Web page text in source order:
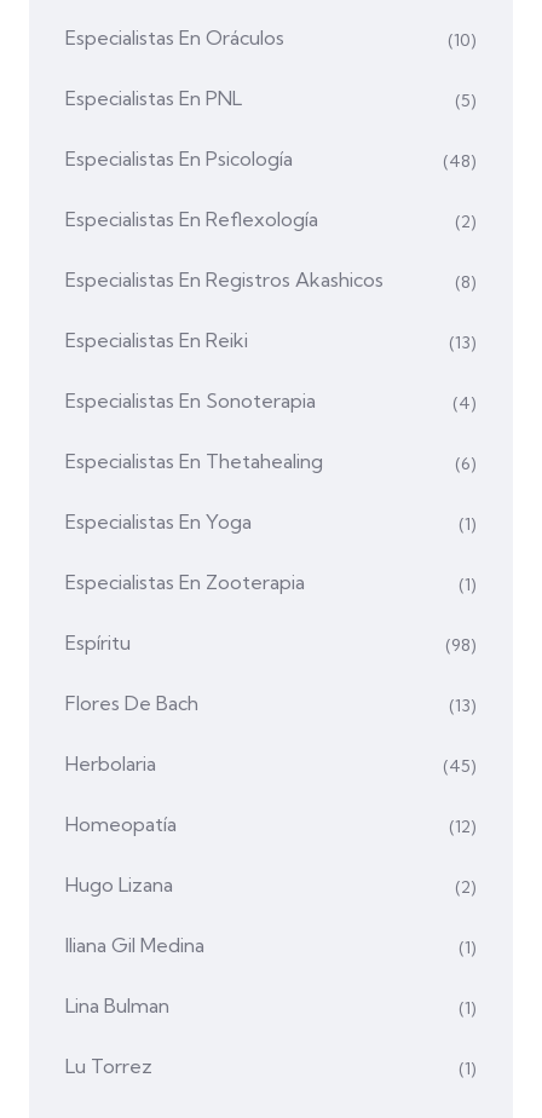
Especialistas En Oráculos (10)
Especialistas En PNL (5)
Especialistas En Psicología (48)
Especialistas En Reflexología (2)
Especialistas En Registros Akashicos (8)
Especialistas En Reiki (13)
Especialistas En Sonoterapia (4)
Especialistas En Thetahealing (6)
Especialistas En Yoga (1)
Especialistas En Zooterapia (1)
Espíritu (98)
Flores De Bach (13)
Herbolaria (45)
Homeopatía (12)
Hugo Lizana (2)
Iliana Gil Medina (1)
Lina Bulman (1)
Lu Torrez (1)